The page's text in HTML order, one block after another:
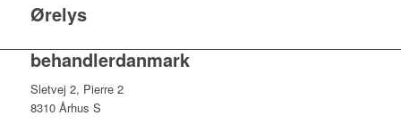
Ørelys
behandlerdanmark
Sletvej 2, Pierre 2
8310 Århus S